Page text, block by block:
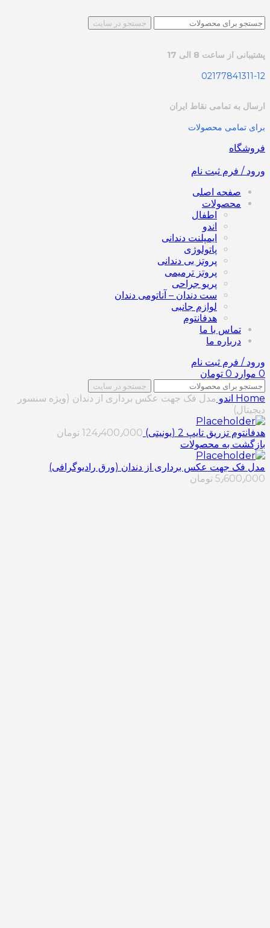
جستجو در سایت
پشتیبانی از ساعت 8 الی 17
02177841311-12
ارسال به تمامی نقاط ایران
برای تمامی محصولات
فروشگاه
ورود / فرم ثبت نام
صفحه اصلی
محصولات
اطفال
اندو
ایمپلنت دندانی
پاتولوژی
پروتز بی دندانی
پروتز ترمیمی
پریو جراحی
ست دندان – آناتومی دندان
لوازم جانبی
هدفانتوم
تماس با ما
درباره ما
ورود / فرم ثبت نام
0 موارد 0 تومان
جستجو در سایت
Home اندو مدل فک جهت عکس برداری از دندان (ویژه سنسور
دیجیتال)
هدفانتوم تزریق تایپ 2 (یونیتی)
124٫400٫000 تومان
بازگشت به محصولات
مدل فک جهت عکس برداری از دندان (ورق رادیوگرافی)
5٫600٫000 تومان